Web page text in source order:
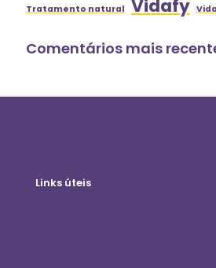
Tratamento natural Vidafy
Comentários mais
Links úteis